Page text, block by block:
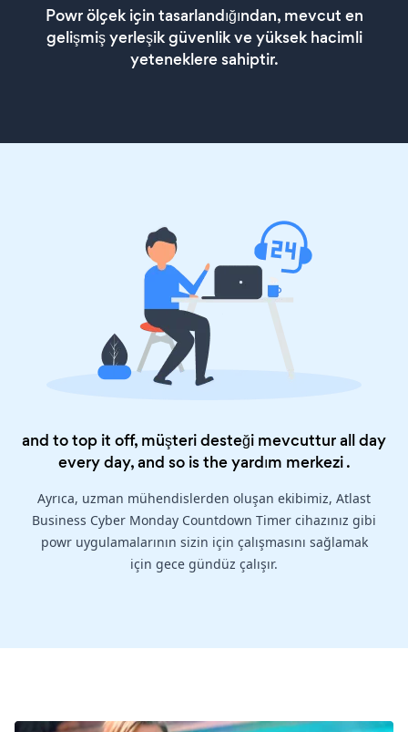
Powr ölçek için tasarlandığından, mevcut en
gelişmiş yerleşik güvenlik ve yüksek hacimli
yeteneklere sahiptir.
and to top it off, müşteri desteği mevcuttur all day
every day, and so is theyardım merkezi.
Ayrıca, uzman mühendislerden oluşan ekibimiz, Atlast
Business Cyber Monday Countdown Timer cihazınız gibi
powr uygulamalarının sizin için çalışmasını sağlamak
için gece gündüz çalışır.